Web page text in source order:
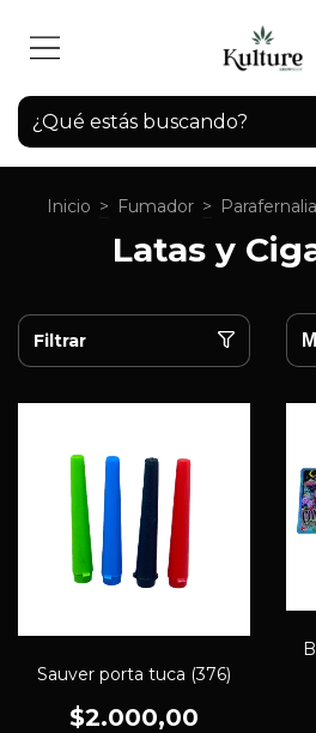
Inicio > Fumador > Parafernalia
Latas y
Filtrar
Sauver porta tuca (376)
$2.000,00